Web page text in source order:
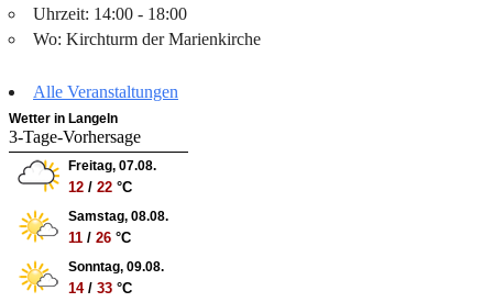
Uhrzeit: 14:00 - 18:00
Wo: Kirchturm der Marienkirche
Alle Veranstaltungen
Wetter in Langeln
3-Tage-Vorhersage
Freitag, 07.08.
12 / 22 °C
Samstag, 08.08.
11 / 26 °C
Sonntag, 09.08.
14/ 33 °C